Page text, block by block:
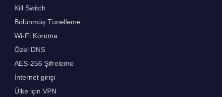
Kill Switch
Bölünmüş Tünelleme
Wi-Fi Koruma
Özel DNS
AES-256 Şifreleme
İnternet girişi
Ülke için VPN